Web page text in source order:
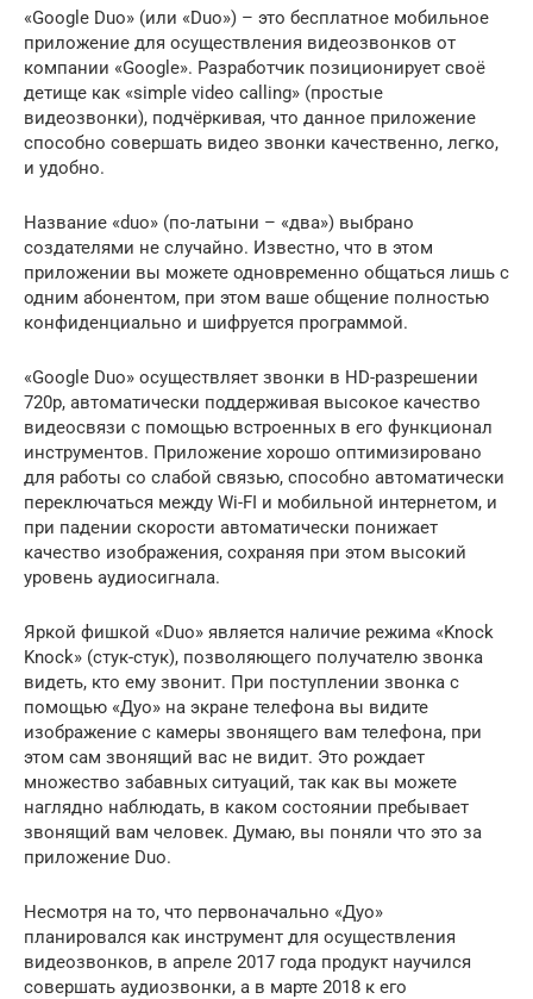
«Google Duo» (или «Duo») – это бесплатное мобильное
приложение для осуществления видеозвонков от
компании «Google». Разработчик позиционирует своё
детище как «simple video calling» (простые
видеозвонки), подчёркивая, что данное приложение
способно совершать видео звонки качественно, легко,
и удобно.
Название «duo» (по-латыни – «два») выбрано
создателями не случайно. Известно, что в этом
приложении вы можете одновременно общаться лишь с
одним абонентом, при этом ваше общение полностью
конфиденциально и шифруется программой.
«Google Duo» осуществляет звонки в HD-разрешении
720p, автоматически поддерживая высокое качество
видеосвязи с помощью встроенных в его функционал
инструментов. Приложение хорошо оптимизировано
для работы со слабой связью, способно автоматически
переключаться между Wi-FI и мобильной интернетом, и
при падении скорости автоматически понижает
качество изображения, сохраняя при этом высокий
уровень аудиосигнала.
Яркой фишкой «Duo» является наличие режима «Knock
Knock» (стук-стук), позволяющего получателю звонка
видеть, кто ему звонит. При поступлении звонка с
помощью «Дуо» на экране телефона вы видите
изображение с камеры звонящего вам телефона, при
этом сам звонящий вас не видит. Это рождает
множество забавных ситуаций, так как вы можете
наглядно наблюдать, в каком состоянии пребывает
звонящий вам человек. Думаю, вы поняли что это за
приложение Duo.
Несмотря на то, что первоначально «Дуо»
планировался как инструмент для осуществления
видеозвонков, в апреле 2017 года продукт научился
совершать аудиозвонки, а в марте 2018 к его